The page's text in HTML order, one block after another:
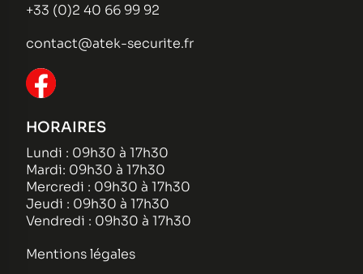
+33 (0)2 40 66 99 92
contact@atek-securite.fr
HORAIRES
Lundi : 09h30 à 17h30
Mardi: 09h30 à 17h30
Mercredi : 09h30 à 17h30
Jeudi : 09h30 à 17h30
Vendredi : 09h30 à 17h30
Mentions légales